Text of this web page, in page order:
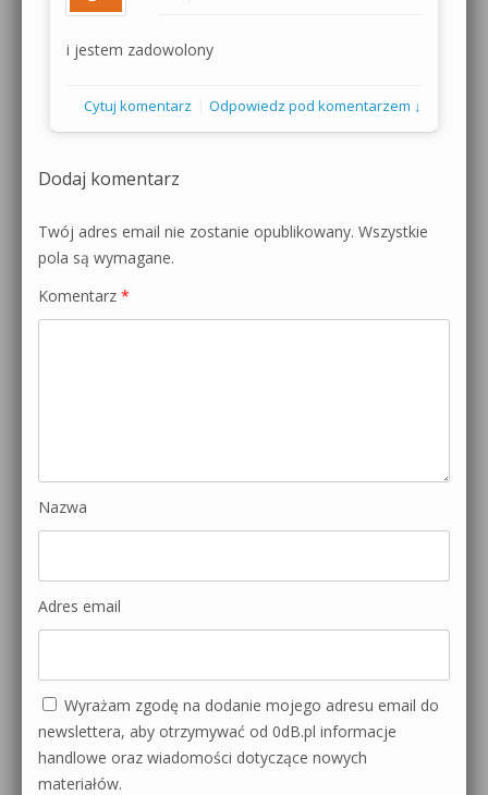
i jestem zadowolony
Cytuj komentarz Odpowiedz pod komentarzem ↓
Dodaj komentarz
Twój adres email nie zostanie opublikowany. Wszystkie
pola są wymagane.
Komentarz *
Nazwa
Adres email
Wyrażam zgodę na dodanie mojego adresu email do
newslettera, aby otrzymywać od 0dB.pl informacje
handlowe oraz wiadomości dotyczące nowych
materiałów.